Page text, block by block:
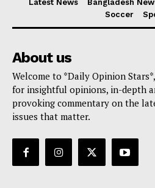
Latest News Bangladesh
Soccer
About us
Welcome to *Daily Opinion
for insightful opinions, in-depth
provoking commentary on the
issues that matter.